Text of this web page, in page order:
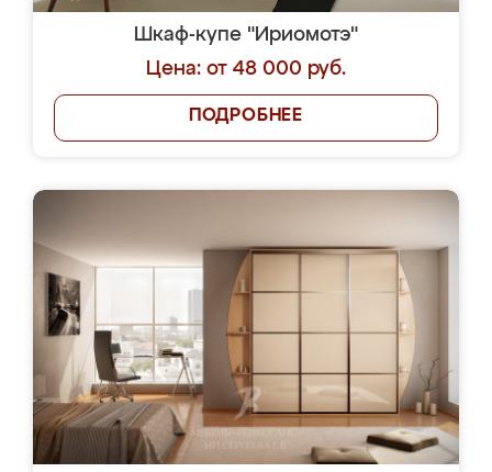
Шкаф-купе "Ириомотэ"
Цена: от 48 000 руб.
ПОДРОБНЕЕ